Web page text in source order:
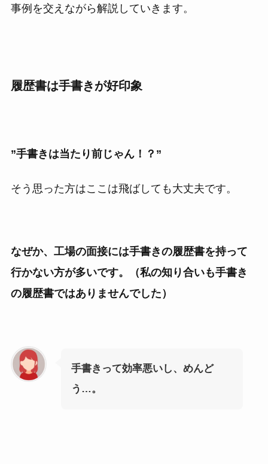
事例を交えながら解説していきます。
履歴書は手書きが好印象
”手書きは当たり前じゃん！？”
そう思った方はここは飛ばしても大丈夫です。
なぜか、工場の面接には手書きの履歴書を持って
行かない方が多いです。（私の知り合いも手書き
の履歴書ではありませんでした）
手書きって効率悪いし、めんど
う…。